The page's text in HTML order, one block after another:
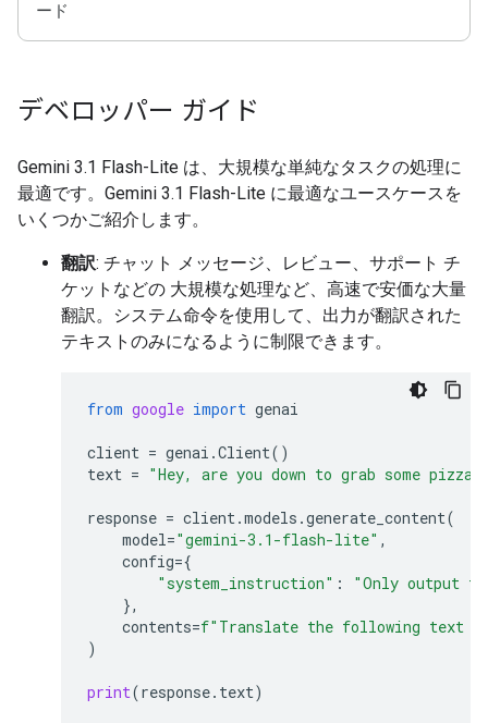
ード
デベロッパー ガイド
Gemini 3.1 Flash-Lite は、大規模な単純なタスクの処理に
最適です。Gemini 3.1 Flash-Lite に最適なユースケースを
いくつかご紹介します。
翻訳: チャット メッセージ、レビュー、サポート チ
ケットなどの 大規模な処理など、高速で安価な大量
翻訳。システム命令を使用して、出力が翻訳された
テキストのみになるように制限できます。
from google import genai
client = genai .Client()
text = "Hey, are you down to grab some
response = client.models .generate_content(
model="gemini-3.1-flash-lite" ,
config={
"system_instruction" :
"Only output
},
contents=f"Translate the following text
)
print(response. text)